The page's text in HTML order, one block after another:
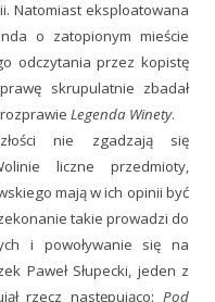
Natomiast eksploatowana
o zatopionym mieście
odczytania przez kopistę
skrupulatnie zbadał
Legenda Winety.
nie zgadzają się
liczne przedmioty,
mają w ich opinii być
takie prowadzi do
i powoływanie się na
Paweł Słupecki, jeden z
rzecz następująco: Pod